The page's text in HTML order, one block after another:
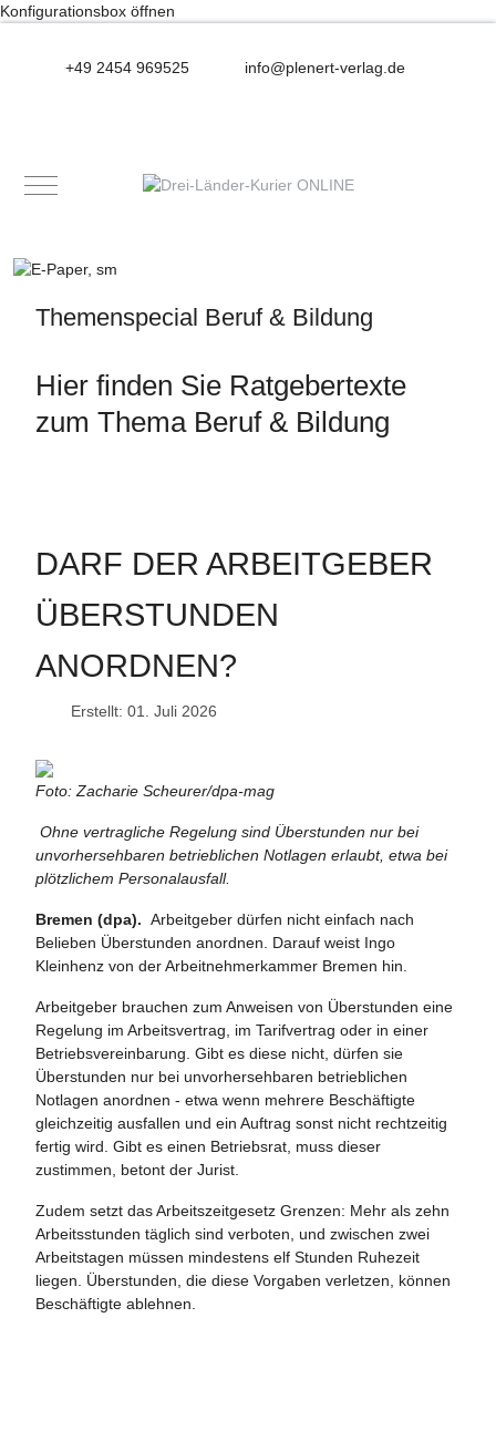
Konfigurationsbox öffnen
+49 2454 969525 info@plenert-verlag.de
Mobile Menu Toggle
Themenspecial Beruf & Bildung
Hier finden Sie Ratgebertexte
zum Thema Beruf & Bildung
DARF DER ARBEITGEBER
ÜBERSTUNDEN
ANORDNEN?
Erstellt: 01. Juli 2026
Foto: Zacharie Scheurer/dpa-mag
Ohne vertragliche Regelung sind Überstunden nur bei
unvorhersehbaren betrieblichen Notlagen erlaubt, etwa bei
plötzlichem Personalausfall.
Bremen (dpa). Arbeitgeber dürfen nicht einfach nach
Belieben Überstunden anordnen. Darauf weist Ingo
Kleinhenz von der Arbeitnehmerkammer Bremen hin.
Arbeitgeber brauchen zum Anweisen von Überstunden eine
Regelung im Arbeitsvertrag, im Tarifvertrag oder in einer
Betriebsvereinbarung. Gibt es diese nicht, dürfen sie
Überstunden nur bei unvorhersehbaren betrieblichen
Notlagen anordnen - etwa wenn mehrere Beschäftigte
gleichzeitig ausfallen und ein Auftrag sonst nicht rechtzeitig
fertig wird. Gibt es einen Betriebsrat, muss dieser
zustimmen, betont der Jurist.
Zudem setzt das Arbeitszeitgesetz Grenzen: Mehr als zehn
Arbeitsstunden täglich sind verboten, und zwischen zwei
Arbeitstagen müssen mindestens elf Stunden Ruhezeit
liegen. Überstunden, die diese Vorgaben verletzen, können
Beschäftigte ablehnen.